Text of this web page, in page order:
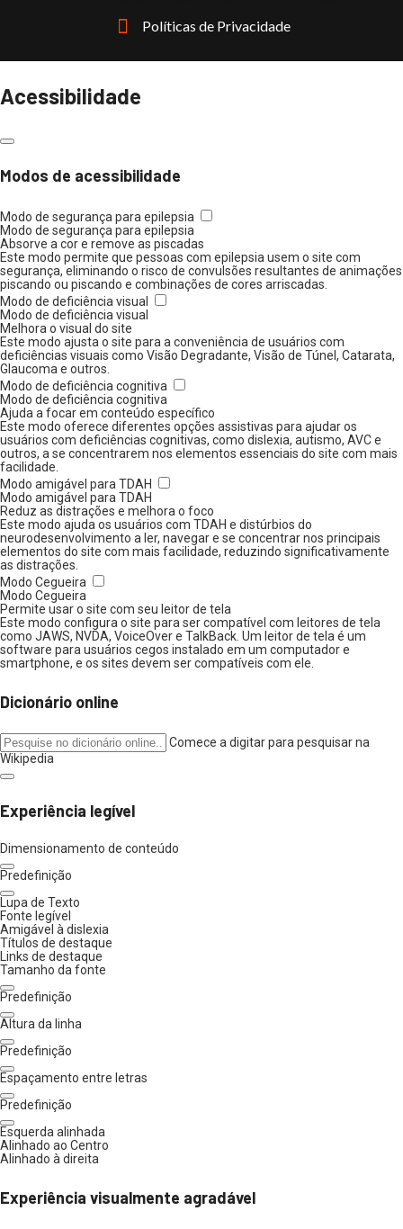
Políticas de Privacidade
Acessibilidade
Modos de acessibilidade
Modo de segurança para epilepsia
Modo de segurança para epilepsia
Absorve a cor e remove as piscadas
Este modo permite que pessoas com epilepsia usem o site com
segurança, eliminando o risco de convulsões resultantes de animações
piscando ou piscando e combinações de cores arriscadas.
Modo de deficiência visual
Modo de deficiência visual
Melhora o visual do site
Este modo ajusta o site para a conveniência de usuários com
deficiências visuais como Visão Degradante, Visão de Túnel, Catarata,
Glaucoma e outros.
Modo de deficiência cognitiva
Modo de deficiência cognitiva
Ajuda a focar em conteúdo específico
Este modo oferece diferentes opções assistivas para ajudar os
usuários com deficiências cognitivas, como dislexia, autismo, AVC e
outros, a se concentrarem nos elementos essenciais do site com mais
facilidade.
Modo amigável para TDAH
Modo amigável para TDAH
Reduz as distrações e melhora o foco
Este modo ajuda os usuários com TDAH e distúrbios do
neurodesenvolvimento a ler, navegar e se concentrar nos principais
elementos do site com mais facilidade, reduzindo significativamente
as distrações.
Modo Cegueira
Modo Cegueira
Permite usar o site com seu leitor de tela
Este modo configura o site para ser compatível com leitores de tela
como JAWS, NVDA, VoiceOver e TalkBack. Um leitor de tela é um
software para usuários cegos instalado em um computador e
smartphone, e os sites devem ser compatíveis com ele.
Dicionário online
Comece a digitar para pesquisar na
Wikipedia
Experiência legível
Dimensionamento de conteúdo
Predefinição
Lupa de Texto
Fonte legível
Amigável à dislexia
Títulos de destaque
Links de destaque
Tamanho da fonte
Predefinição
Altura da linha
Predefinição
Espaçamento entre letras
Predefinição
Esquerda alinhada
Alinhado ao Centro
Alinhado à direita
Experiência visualmente agradável